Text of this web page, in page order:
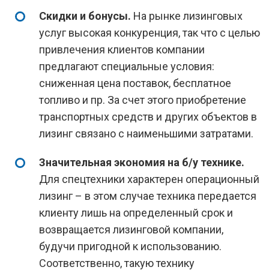
Скидки и бонусы. На рынке лизинговых
услуг высокая конкуренция, так что с целью
привлечения клиентов компании
предлагают специальные условия:
сниженная цена поставок, бесплатное
топливо и пр. За счет этого приобретение
транспортных средств и других объектов в
лизинг связано с наименьшими затратами.
Значительная экономия на б/у технике.
Для спецтехники характерен операционный
лизинг – в этом случае техника передается
клиенту лишь на определенный срок и
возвращается лизинговой компании,
будучи пригодной к использованию.
Соответственно, такую технику